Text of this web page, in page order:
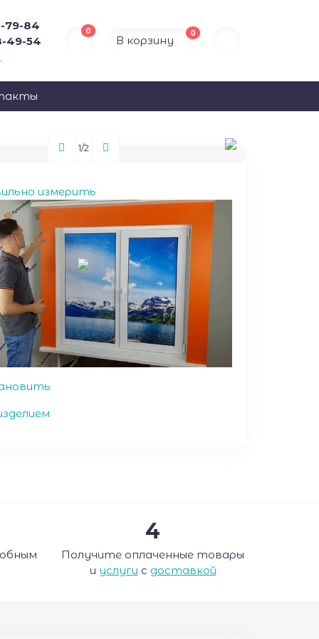
79-84
49-54
0
В корзину
0
50
1/2
измерить
4
Получите оплаченные товары
и услуги с доставкой